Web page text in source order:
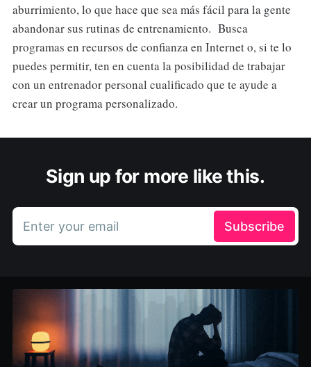
aburrimiento, lo que hace que sea más fácil para la gente
abandonar sus rutinas de entrenamiento. Busca
programas en recursos de confianza en Internet o, si te lo
puedes permitir, ten en cuenta la posibilidad de trabajar
con un entrenador personal cualificado que te ayude a
crear un programa personalizado.
Sign up for more like this.
Enter your email Subscribe